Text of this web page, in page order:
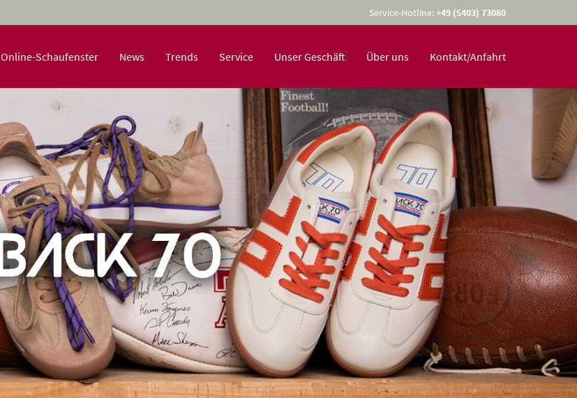
Service-Hotline:+49 (5403) 73080
Online-Schaufenster News Trends Service Unser Geschäft Über uns Kontakt/Anfahrt